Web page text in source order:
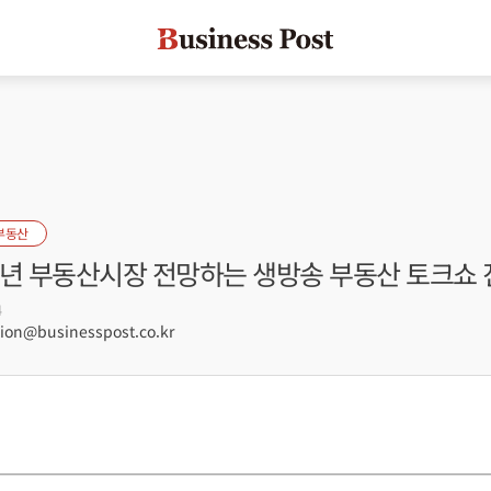
동산
부동산시장 전망하는 생방송 부동산 토크쇼